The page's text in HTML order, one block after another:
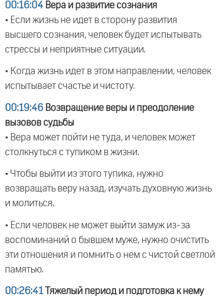
00:16:04 Вера и развитие сознания
• Если жизнь не идет в сторону развития
высшего сознания, человек будет испытывать
стрессы и неприятные ситуации.
• Когда жизнь идет в этом направлении, человек
испытывает счастье и чистоту.
00:19:46 Возвращение веры и преодоление
вызовов судьбы
• Вера может пойти не туда, и человек может
столкнуться с тупиком в жизни.
• Чтобы выйти из этого тупика, нужно
возвращать веру назад, изучать духовную жизнь
и молиться.
• Если человек не может выйти замуж из-за
воспоминаний о бывшем муже, нужно очистить
эти отношения и помнить о нем с чистой светлой
памятью.
00:26:41 Тяжелый период и подготовка к нему